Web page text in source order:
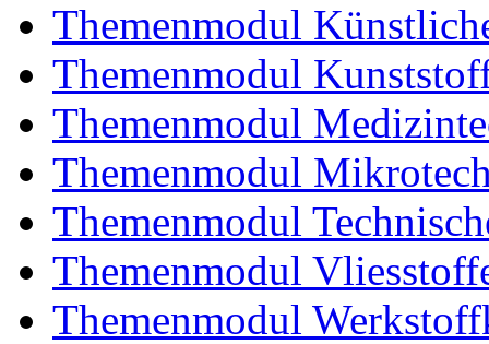
Themenmodul
Themenmodul
Themenmodul
Themenmodul
Themenmodul
Themenmodul
Themenmodul